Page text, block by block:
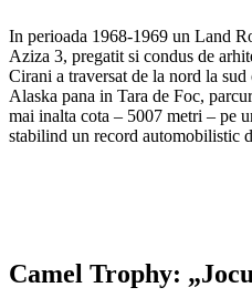
In perioada 1968-1969 un Land
Aziza 3, pregatit si condus de
Cirani a traversat de la nord la
Alaska pana in Tara de Foc,
mai inalta cota – 5007 metri – pe
stabilind un record automobilistic
Camel Trophy: